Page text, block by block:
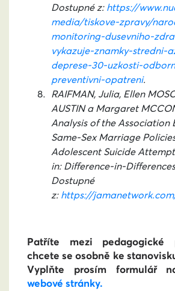
Dostupné z: https://
media/tiskove-zpravy/
monitoring-dusevniho-
vykazuje-znamky-stredni-
deprese-30-uzkosti-
preventivni-opatreni.
RAIFMAN, Julia, Ellen
AUSTIN a Margaret
Analysis of the Association
Same-Sex Marriage
Adolescent Suicide
in: Difference-in-
Dostupné
z: https://
Patříte mezi pedagogické
chcete se osobně ke
Vyplňte prosím formulář
webové stránky.